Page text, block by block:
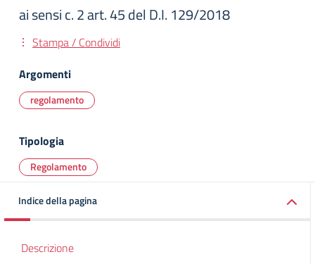
ai sensi c. 2 art. 45 del D.I. 129/2018
Stampa / Condividi
Argomenti
regolamento
Tipologia
Regolamento
Indice della pagina
Descrizione